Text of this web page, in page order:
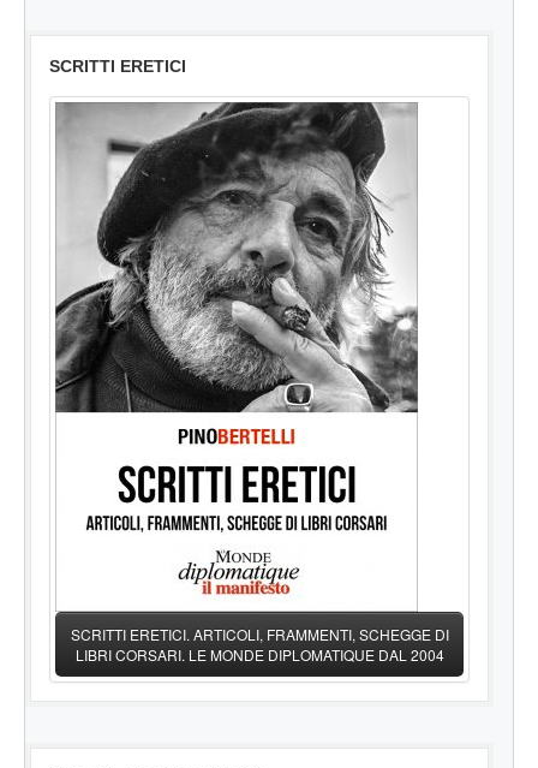
SCRITTI ERETICI
SCRITTI ERETICI. ARTICOLI, FRAMMENTI, SCHEGGE DI
LIBRI CORSARI. LE MONDE DIPLOMATIQUE DAL 2004